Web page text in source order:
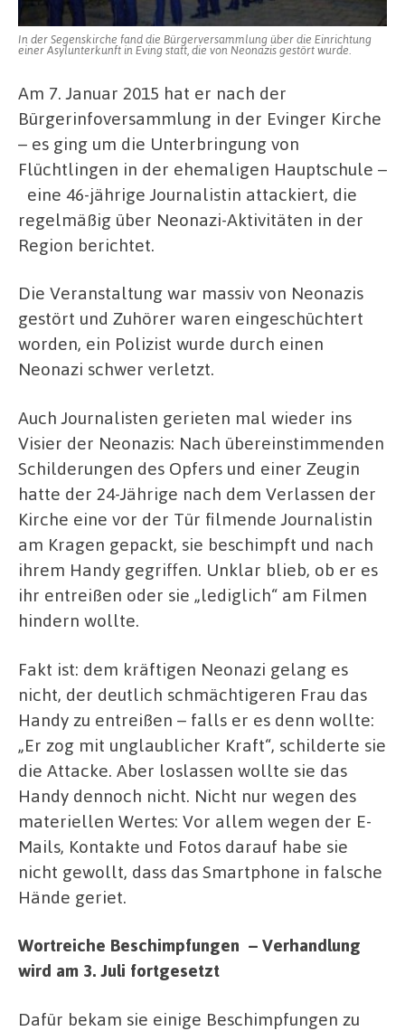
In der Segenskirche fand die Bürgerversammlung über die Einrichtung
einer Asylunterkunft in Eving statt, die von Neonazis gestört wurde.
Am 7. Januar 2015 hat er nach der
Bürgerinfoversammlung in der Evinger Kirche
– es ging um die Unterbringung von
Flüchtlingen in der ehemaligen Hauptschule –
eine 46-jährige Journalistin attackiert, die
regelmäßig über Neonazi-Aktivitäten in der
Region berichtet.
Die Veranstaltung war massiv von Neonazis
gestört und Zuhörer waren eingeschüchtert
worden, ein Polizist wurde durch einen
Neonazi schwer verletzt.
Auch Journalisten gerieten mal wieder ins
Visier der Neonazis: Nach übereinstimmenden
Schilderungen des Opfers und einer Zeugin
hatte der 24-Jährige nach dem Verlassen der
Kirche eine vor der Tür filmende Journalistin
am Kragen gepackt, sie beschimpft und nach
ihrem Handy gegriffen. Unklar blieb, ob er es
ihr entreißen oder sie „lediglich“ am Filmen
hindern wollte.
Fakt ist: dem kräftigen Neonazi gelang es
nicht, der deutlich schmächtigeren Frau das
Handy zu entreißen – falls er es denn wollte:
„Er zog mit unglaublicher Kraft“, schilderte sie
die Attacke. Aber loslassen wollte sie das
Handy dennoch nicht. Nicht nur wegen des
materiellen Wertes: Vor allem wegen der E-
Mails, Kontakte und Fotos darauf habe sie
nicht gewollt, dass das Smartphone in falsche
Hände geriet.
Wortreiche Beschimpfungen – Verhandlung
wird am 3. Juli fortgesetzt
Dafür bekam sie einige Beschimpfungen zu